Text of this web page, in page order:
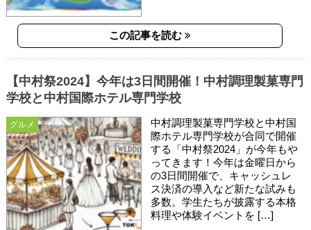
この記事を読む
グルメ
【中村祭2024】今年は3日間開催！中村調理製菓専門
学校と中村国際ホテル専門学校
中村調理製菓専門学校と中村国
際ホテル専門学校が合同で開催
する「中村祭2024」が今年もや
ってきます！今年は金曜日から
の3日間開催で、キャッシュレ
ス決済の導入など新たな試みも
多数。学生たちが披露する本格
料理や体験イベントを […]